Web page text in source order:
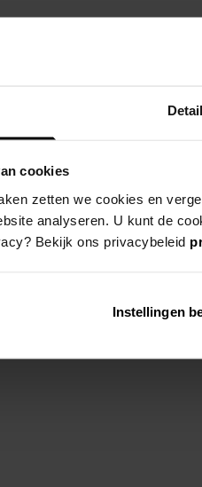
cookies
zetten we cookies en
analyseren. U kunt de
Bekijk ons privacybeleid
Instellingen